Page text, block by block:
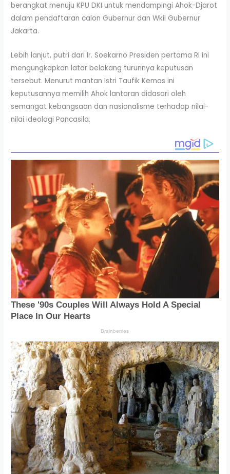
berangkat menuju KPU DKI untuk mendampingi Ahok-Djarot
dalam pendaftaran calon Gubernur dan Wkil Gubernur
Jakarta.
Lebih lanjut, putri dari Ir. Soekarno Presiden pertama RI ini
mengungkapkan latar belakang turunnya keputusan
tersebut. Menurut mantan Istri Taufik Kemas ini
keputusannya memilih Ahok lantaran didasari oleh
semangat kebangsaan dan nasionalisme terhadap nilai-
nilai ideologi Pancasila.